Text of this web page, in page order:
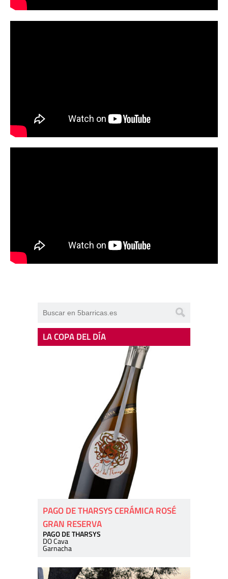
LA COPA DEL DÍA
PAGO DE THARSYS CERÁMICA ROSÉ
GRAN RESERVA
PAGO DE THARSYS
DO Cava
Garnacha